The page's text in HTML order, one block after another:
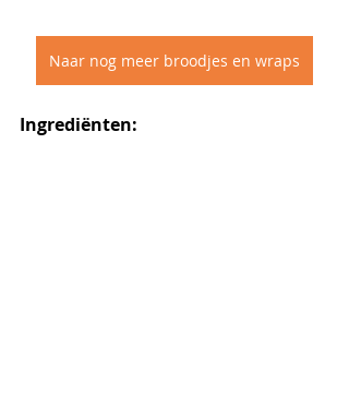
Naar nog meer broodjes en wraps
Ingrediënten: